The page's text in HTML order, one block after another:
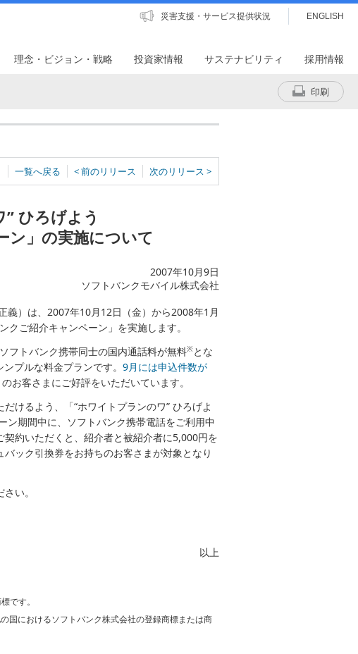
災害支援・サービス提供状況 ENGLISH
理念・ビジョン・戦略 投資家情報 サステナビリティ 採用情報
印刷
一覧へ戻る < 前のリリース 次のリリース >
” ひろげよう
ン」の実施について
2007年10月9日
ソフトバンクモバイル株式会社
義）は、2007年10月12日（金）から2008年1月
クご紹介キャンペーン」を実施します。
フトバンク携帯同士の国内通話料が無料※とな
ンプルな料金プランです。 9月には申込件数が
お客さまにご好評をいただいています。
けるよう、「“ホワイトプランのワ” ひろげよ
ン期間中に、ソフトバンク携帯電話をご利用中
約いただくと、紹介者と被紹介者に5,000円を
ック引換券をお持ちのお客さまが対象となり
い。
以上
です。
国におけるソフトバンク株式会社の登録商標または商